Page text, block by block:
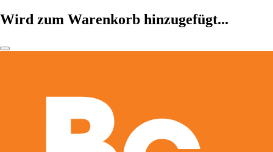
Wird zum Warenkorb hinzugefügt...